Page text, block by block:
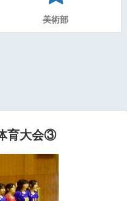
美術部
育大会③